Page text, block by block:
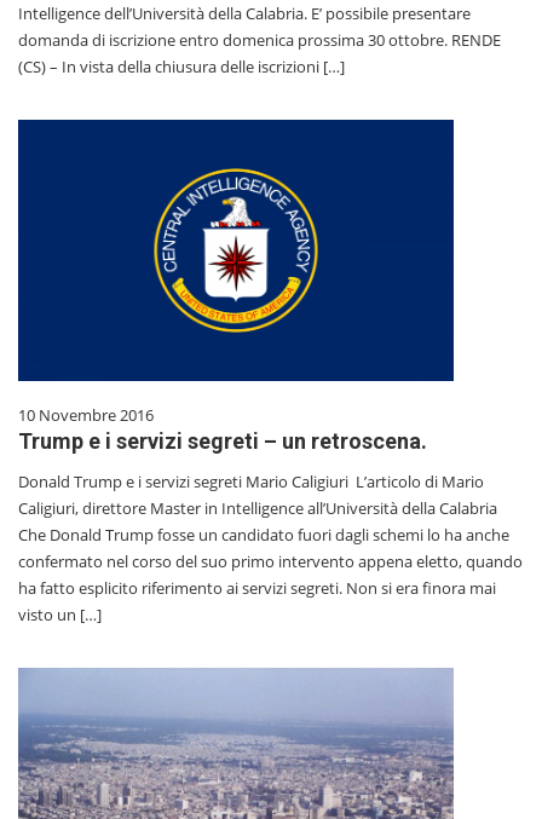
Intelligence dell’Università della Calabria. E’ possibile presentare
domanda di iscrizione entro domenica prossima 30 ottobre. RENDE
(CS) – In vista della chiusura delle iscrizioni […]
10 Novembre 2016
Trump e i servizi segreti – un retroscena.
Donald Trump e i servizi segreti Mario Caligiuri L’articolo di Mario
Caligiuri, direttore Master in Intelligence all’Università della Calabria
Che Donald Trump fosse un candidato fuori dagli schemi lo ha anche
confermato nel corso del suo primo intervento appena eletto, quando
ha fatto esplicito riferimento ai servizi segreti. Non si era finora mai
visto un […]